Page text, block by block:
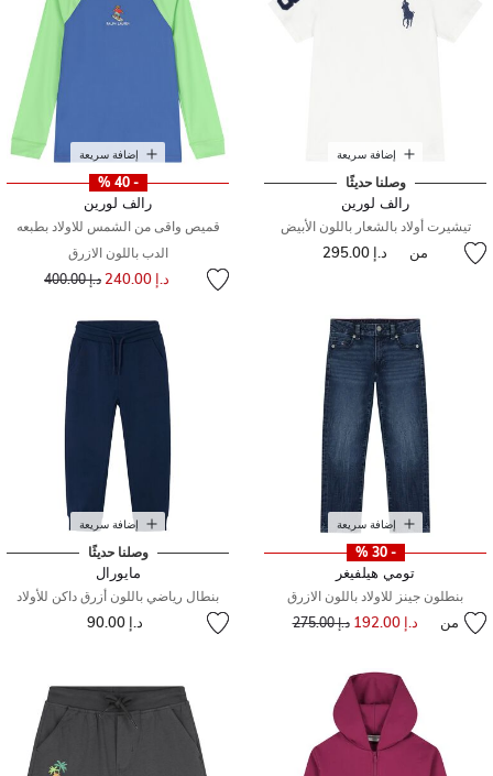
إضافة سريعة
وصلنا حديثًا
رالف لورين
تيشيرت أولاد بالشعار باللون الأبيض
من د.إ 295.00
إضافة سريعة
- 40 %
رالف لورين
قميص واقى من الشمس للاولاد بطبعه
الدب باللون الازرق
د.إ 240.00 سعر مخفض من
د.إ 400.00 إلى
إضافة سريعة
- 30 %
تومي هيلفيغر
بنطلون جينز للاولاد باللون الازرق
من د.إ 192.00 سعر مخفض مند.إ 275.00
إضافة سريعة
وصلنا حديثًا
مايورال
بنطال رياضي باللون أزرق داكن للأولاد
د.إ 90.00